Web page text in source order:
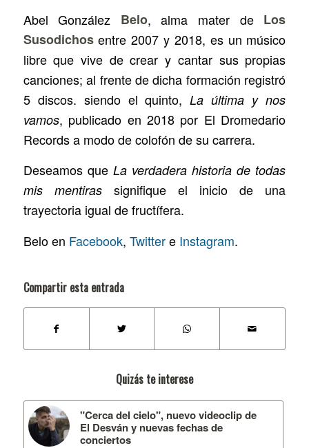
Abel González Belo, alma mater de Los
Susodichosentre 2007 y 2018, es un músico
libre que vive de crear y cantar sus propias
canciones; al frente de dicha formación registró
5 discos. siendo el quinto,La última y nos
vamos, publicado en 2018 por El Dromedario
Records a modo de colofón de su carrera.
Deseamos que La verdadera historia de todas
mis mentirassignifique el inicio de una
trayectoria igual de fructífera.
Belo en Facebook, Twittere Instagram.
Compartir esta entrada
Quizás te interese
"Cerca del cielo", nuevo videoclip de
El Desván y nuevas fechas de
conciertos